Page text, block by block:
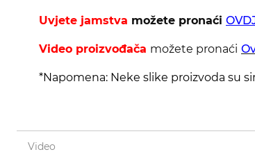
Uvjete jamstva možete pronaći
Video proizvođača možete pronaći
*Napomena: Neke slike proizvoda su
Video